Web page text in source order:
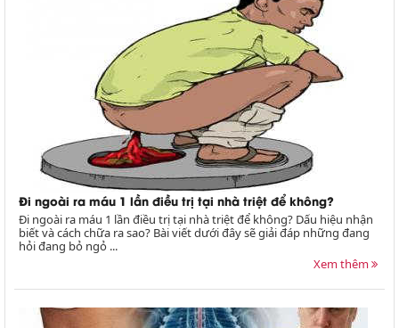
Đi ngoài ra máu 1 lần điều trị tại nhà triệt để không?
Đi ngoài ra máu 1 lần điều trị tại nhà triệt để không? Dấu hiệu nhận
biết và cách chữa ra sao? Bài viết dưới đây sẽ giải đáp những đang
hỏi đang bỏ ngỏ ...
Xem thêm